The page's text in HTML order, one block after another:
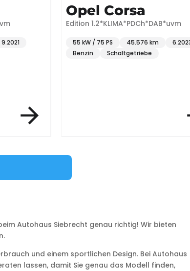
Opel Corsa
Edition 1.2*KLIMA*PDCh*DAB*uvm
55 kW / 75 PS 45.576 km
6.2023
Schaltgetriebe
Autohaus Siebrecht genau richtig! Wir bieten
und einem sportlichen Design. Bei Autohaus
lassen, damit Sie genau das Modell finden,